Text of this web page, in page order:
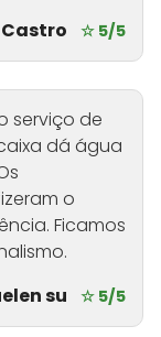
☆ 5/5
serviço de
dá água
o
Ficamos
su
☆ 5/5